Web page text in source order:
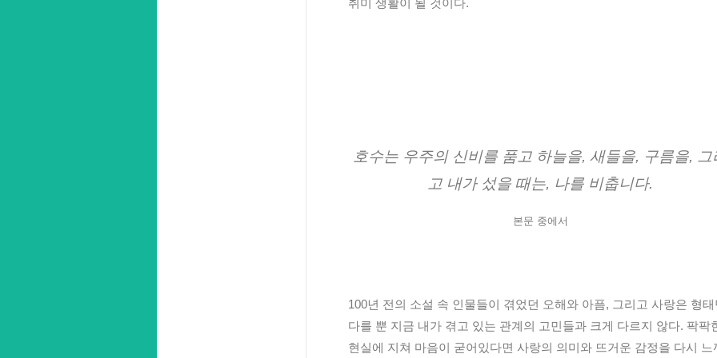
취미 생활이 될 것이다.
호수는 우주의 신비를 품고 하늘을, 새들을, 구름을, 그
고 내가 섰을 때는, 나를 비춥니다.
본문 중에서
100년 전의 소설 속 인물들이 겪었던 오해와 아픔, 그리고 사랑은 형태
다를 뿐 지금 내가 겪고 있는 관계의 고민들과 크게 다르지 않다. 팍팍
현실에 지쳐 마음이 굳어있다면 사랑의 의미와 뜨거운 감정을 다시 느